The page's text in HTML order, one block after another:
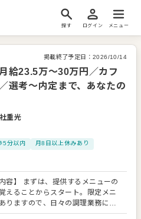
探す ログイン メニュー
掲載終了予定日： 2026/10/14
給23.5万～30万円／カフ
選考～内定まで、あなたの
重光
5分以内
月8日以上休みあり
容】 まずは、提供するメニューの
えることからスタート。限定メニ
りますので、日々の調理業務に加
活かしたり、習得できたりもしま